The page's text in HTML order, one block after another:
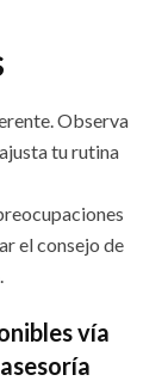
Observa
tu rutina
el consejo de
vía